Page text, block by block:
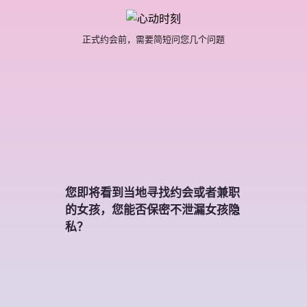
正式约会前，需要简短问您几个问题
您即将看到当地寻找约会或者兼职
的女孩，您能否保密不泄漏女孩隐
私？